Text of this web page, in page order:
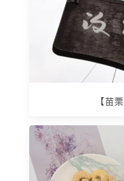
【苗